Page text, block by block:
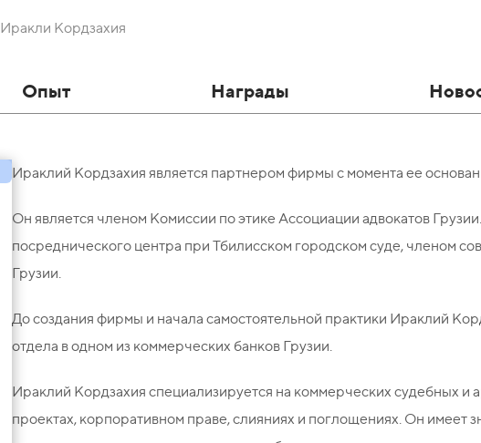
Иракли Кордзахия
Опыт Награды
Ираклий Кордзахия является партнером фирмы с момента ее
Он является членом Комиссии по этике Ассоциации адвокатов
посреднического центра при Тбилисском городском суде, членом
Грузии.
До создания фирмы и начала самостоятельной практики Ираклий
отдела в одном из коммерческих банков Грузии.
Ираклий Кордзахия специализируется на коммерческих судебных и
проектах, корпоративном праве, слияниях и поглощениях. Он имеет